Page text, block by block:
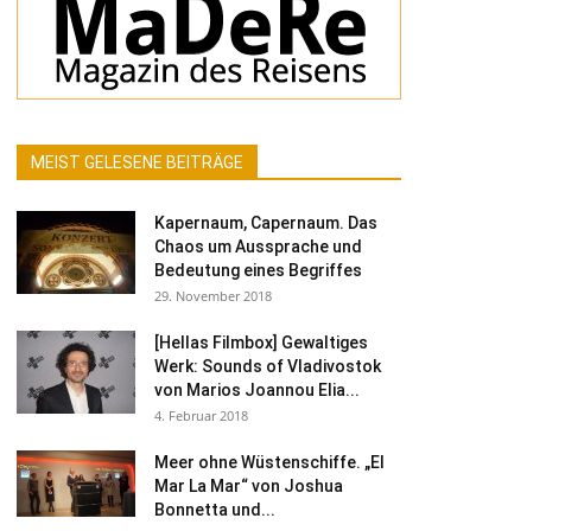
MEIST GELESENE BEITRÄGE
Kapernaum, Capernaum. Das
Chaos um Aussprache und
Bedeutung eines Begriffes
29. November 2018
[Hellas Filmbox] Gewaltiges
Werk: Sounds of Vladivostok
von Marios Joannou Elia...
4. Februar 2018
Meer ohne Wüstenschiffe. „El
Mar La Mar“ von Joshua
Bonnetta und...